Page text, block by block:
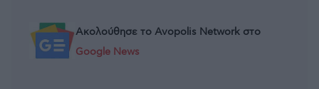
Ακολούθησε το Avopolis Network στο
Google News